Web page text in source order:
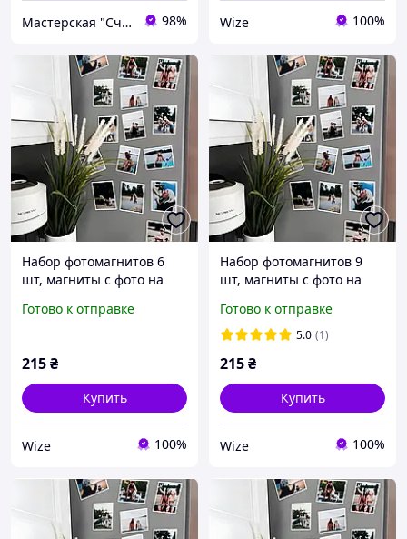
Мастерская "Счастливы вместе" 98% Wize 100%
Набор фотомагнитов 6
шт, магниты с фото на
Готово к отправке
215₴
Купить
Wize 100%
Набор фотомагнитов 9
шт, магниты с фото на
Готово к отправке
5.0 (1)
215₴
Купить
Wize 100%